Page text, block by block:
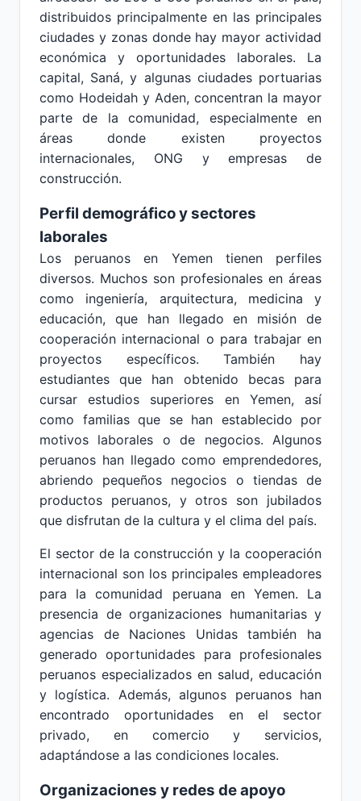
distribuidos principalmente en las principales
ciudades y zonas donde hay mayor actividad
económica y oportunidades laborales. La
capital, Saná, y algunas ciudades portuarias
como Hodeidah y Aden, concentran la mayor
parte de la comunidad, especialmente en
áreas donde existen proyectos
internacionales, ONG y empresas de
construcción.
Perfil demográfico y sectores
laborales
Los peruanos en Yemen tienen perfiles
diversos. Muchos son profesionales en áreas
como ingeniería, arquitectura, medicina y
educación, que han llegado en misión de
cooperación internacional o para trabajar en
proyectos específicos. También hay
estudiantes que han obtenido becas para
cursar estudios superiores en Yemen, así
como familias que se han establecido por
motivos laborales o de negocios. Algunos
peruanos han llegado como emprendedores,
abriendo pequeños negocios o tiendas de
productos peruanos, y otros son jubilados
que disfrutan de la cultura y el clima del país.
El sector de la construcción y la cooperación
internacional son los principales empleadores
para la comunidad peruana en Yemen. La
presencia de organizaciones humanitarias y
agencias de Naciones Unidas también ha
generado oportunidades para profesionales
peruanos especializados en salud, educación
y logística. Además, algunos peruanos han
encontrado oportunidades en el sector
privado, en comercio y servicios,
adaptándose a las condiciones locales.
Organizaciones y redes de apoyo